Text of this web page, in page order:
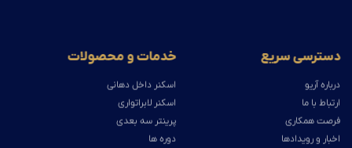
دسترسی سریع
درباره آریو
ارتباط با ما
فرصت همکاری
اخبار و رویدادها
خدمات و محصولات
اسکنر داخل دهانی
اسکنر لابراتواری
پرینتر سه بعدی
دوره ها